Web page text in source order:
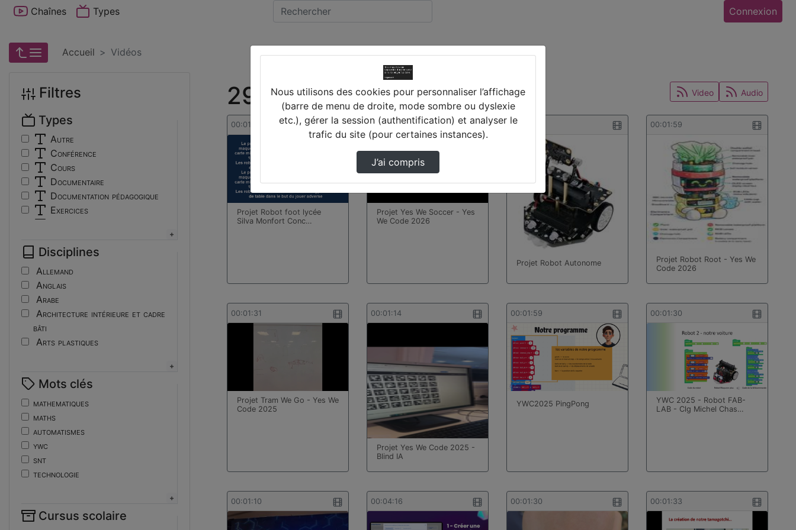
Chaînes Types Connexion
Accueil Vidéos
29 vidéos trouvées Audio
Video
00:01:58
Projet Robot foot lycée
Silva Monfort Conc…
00:01:57
Projet Yes We Soccer - Yes
We Code 2026
00:02:26
Projet Robot Autonome
00:01:59
Projet Robot Root - Yes We
Code 2026
00:01:31
Projet Tram We Go - Yes We
Code 2025
00:01:14
Projet Yes We Code 2025 -
Blind IA
00:01:59
YWC2025 PingPong
00:01:30
YWC 2025 - Robot FAB-
LAB - Clg Michel Chas…
00:01:10 00:04:16 00:01:30 00:01:33
Filtres
Types
Autre
Conférence
Cours
Documentaire
Documentation pédagogique
Exercices
Travaux d'élèves/étudiants
Tutoriel
Disciplines
Allemand
Anglais
Arabe
Architecture intérieure et cadre
bâti
Arts plastiques
Biotechnologies
Boulangerie
Braille
Bureautique
Céramique industrielle
Chinois
Cinéma et photographie
Composition de la forme imprimante
Conducteurs routiers
Mots clés
mathematiques
maths
automatismes
ywc
snt
technologie
fonctions-lp
Cursus scolaire
Nous utilisons des cookies pour personnaliser l’affichage
(barre de menu de droite, mode sombre ou dyslexie
etc.), gérer la session (authentification) et analyser le
trafic du site (pour certaines instances).
J’ai compris